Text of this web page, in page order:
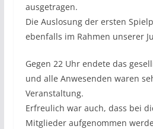
ausgetragen.
Die Auslosung der ersten
ebenfalls im Rahmen unserer
Gegen 22 Uhr endete das
und alle Anwesenden waren
Veranstaltung.
Erfreulich war auch, dass bei
Mitglieder aufgenommen